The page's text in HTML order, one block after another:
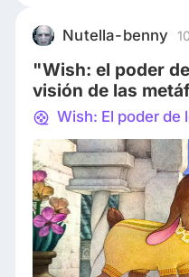
los cines, La película
por segunda vez
como la líde
Nutella-benny
"Wish: el poder
visión de las
animaciones de
Wish: El poder de